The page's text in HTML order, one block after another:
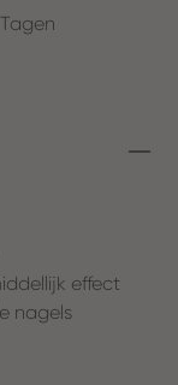
effect
nagels